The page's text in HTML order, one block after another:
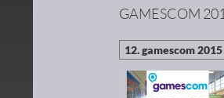
GAMESCOM